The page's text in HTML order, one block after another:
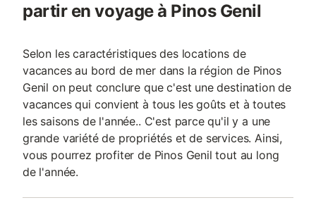
partir en voyage à Pinos Genil
Selon les caractéristiques des locations de
vacances au bord de mer dans la région de Pinos
Genil on peut conclure que c'est une destination de
vacances qui convient à tous les goûts et à toutes
les saisons de l'année.. C'est parce qu'il y a une
grande variété de propriétés et de services. Ainsi,
vous pourrez profiter de Pinos Genil tout au long
de l'année.